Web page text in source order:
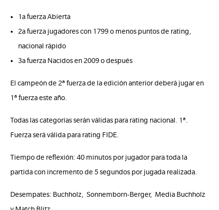
1a fuerza Abierta
2a fuerza jugadores con 1799 o menos puntos de rating,
nacional rápido
3a fuerza Nacidos en 2009 o después
El campeón de 2ª fuerza de la edición anterior deberá jugar en
1ª fuerza este año.
Todas las categorías serán válidas para rating nacional. 1ª.
Fuerza será válida para rating FIDE.
Tiempo de reflexión: 40 minutos por jugador para toda la
partida con incremento de 5 segundos por jugada realizada.
Desempates: Buchholz, Sonnemborn-Berger, Media Buchholz